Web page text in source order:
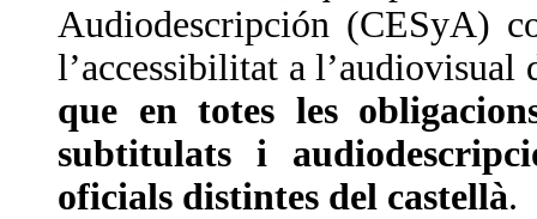
Audiodescripción (CESyA)
l’accessibilitat a l’audiovisual
que en totes les
subtitulats i
oficials distintes del castellà.